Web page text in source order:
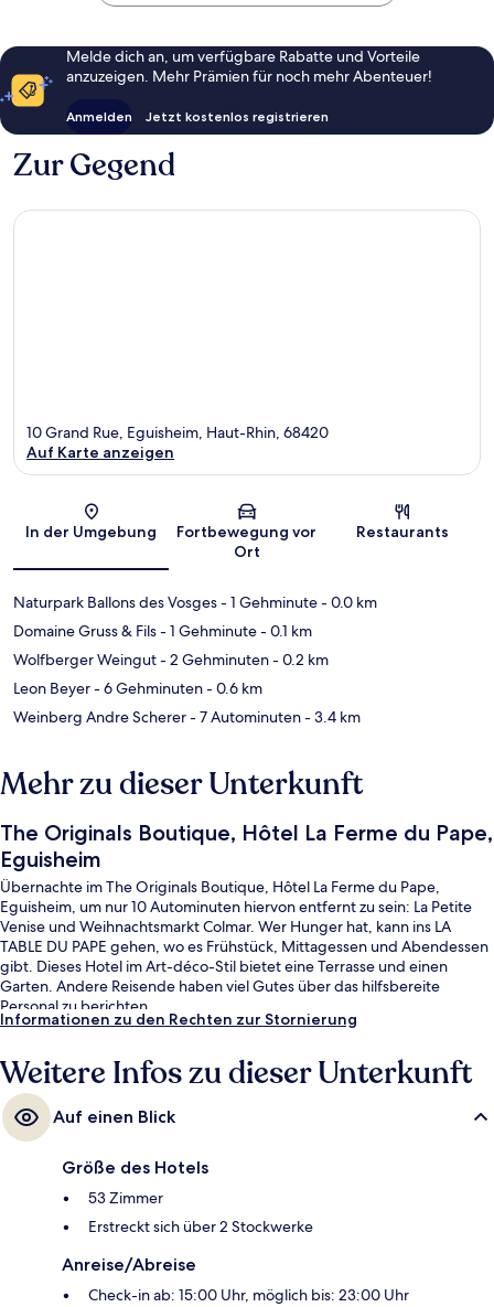
Melde dich an, um verfügbare Rabatte und Vorteile
anzuzeigen. Mehr Prämien für noch mehr Abenteuer!
Anmelden Jetzt kostenlos registrieren
Zur Gegend
Karte
10 Grand Rue, Eguisheim, Haut-Rhin, 68420
Auf Karte anzeigen
In der Umgebung
Fortbewegung vor
Ort
Restaurants
Naturpark Ballons des Vosges- 1 Gehminute- 0.0 km
Domaine Gruss & Fils- 1 Gehminute- 0.1 km
Wolfberger Weingut- 2 Gehminuten- 0.2 km
Leon Beyer- 6 Gehminuten- 0.6 km
Weinberg Andre Scherer- 7 Autominuten- 3.4 km
Mehr zu dieser Unterkunft
The Originals Boutique, Hôtel La Ferme du Pape,
Eguisheim
Übernachte im The Originals Boutique, Hôtel La Ferme du Pape,
Eguisheim, um nur 10 Autominuten hiervon entfernt zu sein: La Petite
Venise und Weihnachtsmarkt Colmar. Wer Hunger hat, kann ins LA
TABLE DU PAPE gehen, wo es Frühstück, Mittagessen und Abendessen
gibt. Dieses Hotel im Art-déco-Stil bietet eine Terrasse und einen
Garten. Andere Reisende haben viel Gutes über das hilfsbereite
Personal zu berichten.
Informationen zu den Rechten zur Stornierung
Weitere Infos zu dieser Unterkunft
Auf einen Blick
Größe des Hotels
53 Zimmer
Erstreckt sich über 2 Stockwerke
Anreise/Abreise
Check-in ab: 15:00 Uhr, möglich bis: 23:00 Uhr